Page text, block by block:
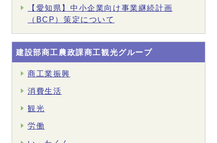
【愛知県】中小企業向け事業継続計画
（BCP）策定について
建設部商工農政課商工観光グループ
商工業振興
消費生活
観光
労働